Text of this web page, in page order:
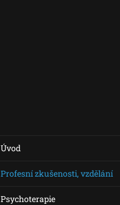
Úvod
Profesní zkušenosti, vzdělání
Psychoterapie